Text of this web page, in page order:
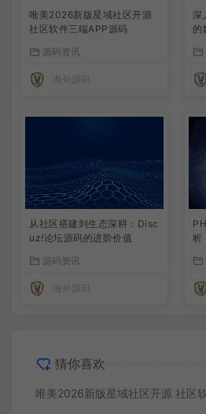
唯美2026新版星域社区开源
社区软件三端APP源码
源码资讯
海外源码
深
的
从社区搭建到生态深耕：Disc
uz!论坛源码的进阶价值
源码资讯
海外源码
析
猜你喜欢